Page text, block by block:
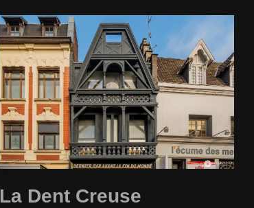
La Dent Creuse